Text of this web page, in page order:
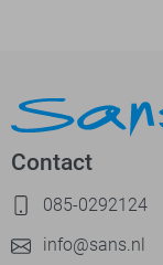
Contact
085-0292124
info@sans.nl